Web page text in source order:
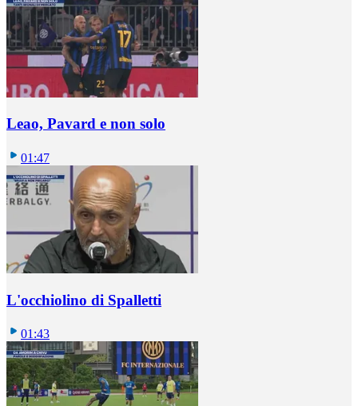
Leao, Pavard e non solo
01:47
L'occhiolino di Spalletti
01:43